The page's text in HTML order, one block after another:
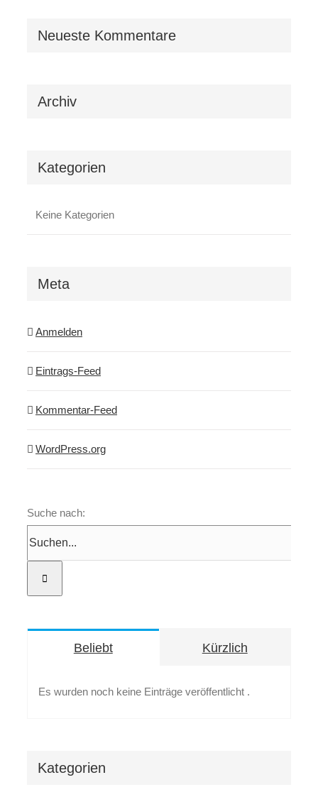
Neueste Kommentare
Archiv
Kategorien
Keine Kategorien
Meta
Anmelden
Eintrags-Feed
Kommentar-Feed
WordPress.org
Suche nach:
Beliebt Kürzlich
Es wurden noch keine Einträge veröffentlicht .
Kategorien